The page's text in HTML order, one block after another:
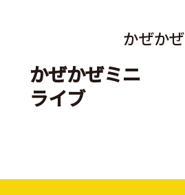
かぜかぜ
かぜかぜミニ
ライブ